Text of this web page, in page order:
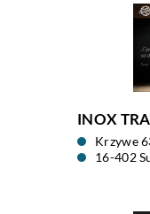
INOX
Krzywe
16-402